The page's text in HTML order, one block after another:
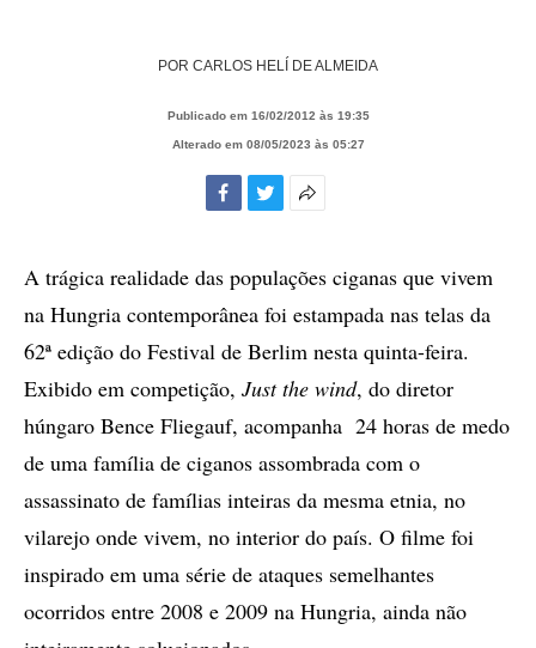
POR CARLOS HELÍ DE ALMEIDA
Publicado em 16/02/2012 às 19:35
Alterado em 08/05/2023 às 05:27
compartilhamento
A trágica realidade das populações ciganas que vivem
na Hungria contemporânea foi estampada nas telas da
62ª edição do Festival de Berlim nesta quinta-feira.
Exibido em competição, Just the wind, do diretor
húngaro Bence Fliegauf, acompanha 24 horas de medo
de uma família de ciganos assombrada com o
assassinato de famílias inteiras da mesma etnia, no
vilarejo onde vivem, no interior do país. O filme foi
inspirado em uma série de ataques semelhantes
ocorridos entre 2008 e 2009 na Hungria, ainda não